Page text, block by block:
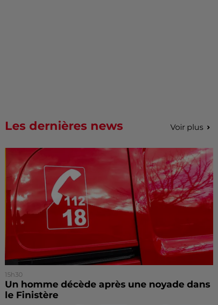
Les dernières news Voir plus
15h30
Un homme décède après une noyade dans
le Finistère